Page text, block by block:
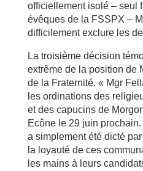
officiellement isolé – seul
évêques de la FSSPX –
difficilement exclure les
La troisième décision
extrême de la position de
de la Fraternité. « Mgr
les ordinations des
et des capucins de
Ecône le 29 juin
a simplement été dicté
la loyauté de ces
les mains à leurs